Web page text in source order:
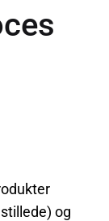
og